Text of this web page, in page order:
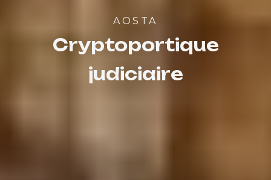
AOSTA
Cryptoportique
judiciaire